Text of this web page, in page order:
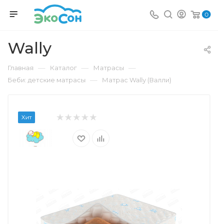
0
Wally
Главная — Каталог — Матрасы —
Беби: детские матрасы — Матрас Wally (Валли)
Хит